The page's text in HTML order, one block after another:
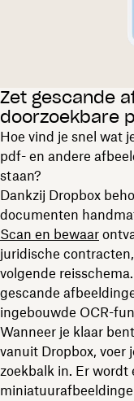
Zet gescande
doorzoekbare
Hoe vind je snel wat
pdf- en andere
staan?
Dankzij Dropbox
documenten
Scan en bewaar
juridische
volgende
gescande
ingebouwde OCR-
Wanneer je klaar
vanuit Dropbox, voer
zoekbalk in. Er